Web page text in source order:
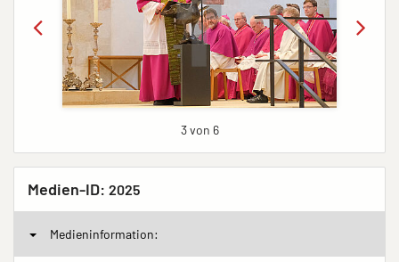
3 von 6
Medien-ID: 2025
Medieninformation: